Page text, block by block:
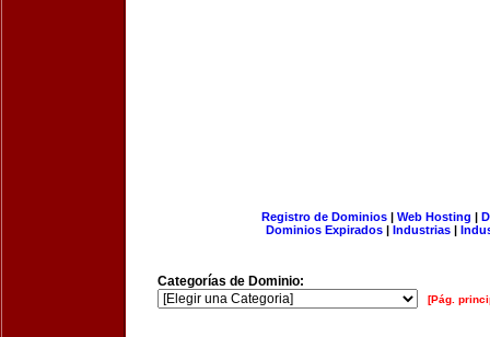
Registro de Dominios| Web Hosting |
Dominios Expirados | Industrias |
Categorías de Dominio:
[Pág.